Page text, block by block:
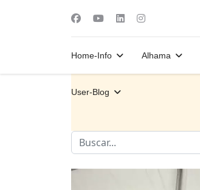
Home-Info Alhama
User-Blog